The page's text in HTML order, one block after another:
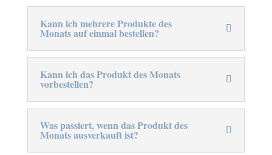
Kann ich mehrere Produkte des
Monats auf einmal bestellen?
Kann ich das Produkt des Monats
vorbestellen?
Was passiert, wenn das Produkt des
Monats ausverkauft ist?